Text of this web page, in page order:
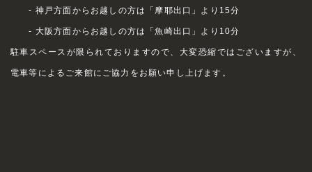
- 神戸方面からお越しの方は「摩耶出口」より15分
- 大阪方面からお越しの方は「魚崎出口」より10分
駐車スペースが限られておりますので、大変恐縮ではございますが、
電車等によるご来館にご協力をお願い申し上げます。